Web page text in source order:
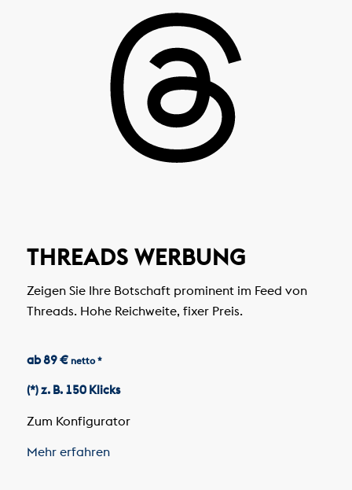
THREADS WERBUNG
Zeigen Sie Ihre Botschaft prominent im Feed von
Threads. Hohe Reichweite, fixer Preis.
ab 89 € netto *
(*) z. B. 150 Klicks
Zum Konfigurator
Mehr erfahren